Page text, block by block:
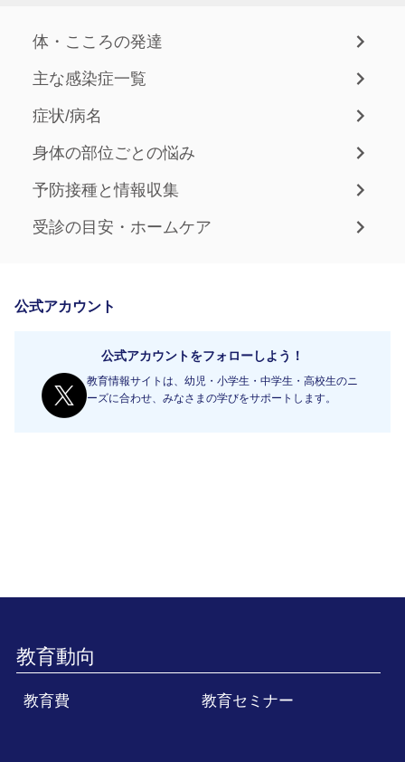
体・こころの発達
主な感染症一覧
症状/病名
身体の部位ごとの悩み
予防接種と情報収集
受診の目安・ホームケア
公式アカウント
公式アカウントをフォローしよう！
教育情報サイトは、幼児・小学生・中学生・高校生のニ
ーズに合わせ、みなさまの学びをサポートします。
教育動向
教育費 教育セミナー